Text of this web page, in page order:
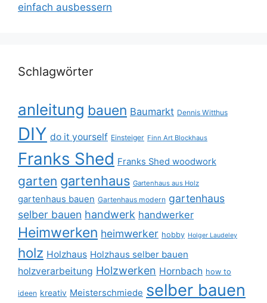
einfach ausbessern
Schlagwörter
anleitung bauen Baumarkt Dennis Witthus
DIY do it yourself Einsteiger Finn Art Blockhaus
Franks Shed Franks Shed woodwork
garten gartenhaus Gartenhaus aus Holz
gartenhaus bauen Gartenhaus modern gartenhaus
selber bauen handwerk handwerker
Heimwerken heimwerker hobby Holger Laudeley
holz Holzhaus Holzhaus selber bauen
holzverarbeitung Holzwerken Hornbach how to
ideen kreativ Meisterschmiede selber bauen